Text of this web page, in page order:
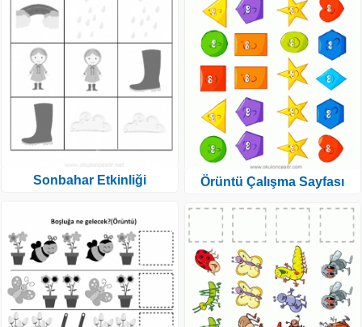
Sonbahar Etkinliği Örüntü Çalışma Sayfası